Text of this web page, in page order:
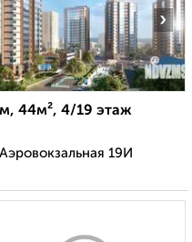
›
44м², 4/19 этаж
19И